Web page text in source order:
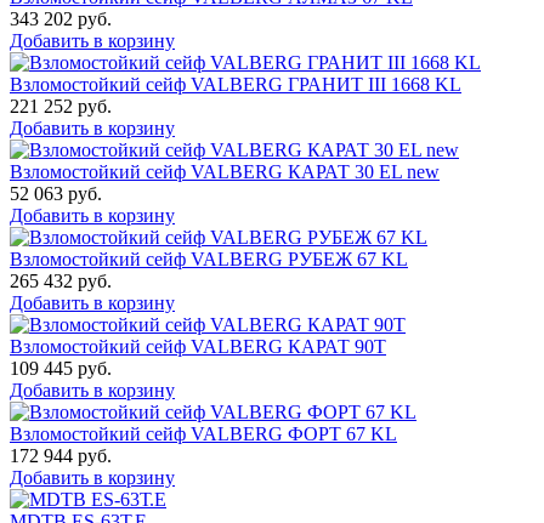
343 202 руб.
Добавить в корзину
Взломостойкий сейф VALBERG ГРАНИТ III 1668 KL
221 252 руб.
Добавить в корзину
Взломостойкий сейф VALBERG КАРАТ 30 EL new
52 063 руб.
Добавить в корзину
Взломостойкий сейф VALBERG РУБЕЖ 67 KL
265 432 руб.
Добавить в корзину
Взломостойкий сейф VALBERG КАРАТ 90T
109 445 руб.
Добавить в корзину
Взломостойкий сейф VALBERG ФОРТ 67 KL
172 944 руб.
Добавить в корзину